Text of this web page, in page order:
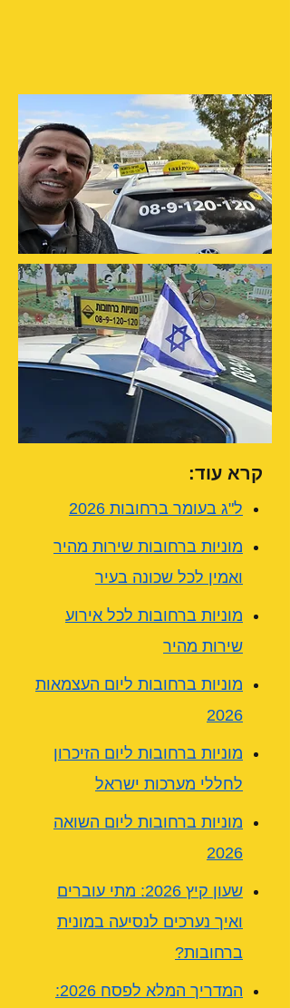
קרא עוד:
ל"ג בעומר ברחובות 2026
מוניות ברחובות שירות מהיר
ואמין לכל שכונה בעיר
מוניות ברחובות לכל אירוע
שירות מהיר
מוניות ברחובות ליום העצמאות
2026
מוניות ברחובות ליום הזיכרון
לחללי מערכות ישראל
מוניות ברחובות ליום השואה
2026
שעון קיץ 2026: מתי עוברים
ואיך נערכים לנסיעה במונית
ברחובות?
המדריך המלא לפסח 2026: